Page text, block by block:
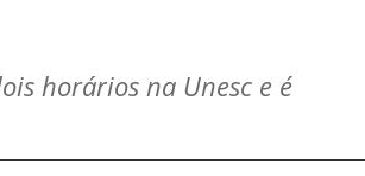
horários na Unesc e é